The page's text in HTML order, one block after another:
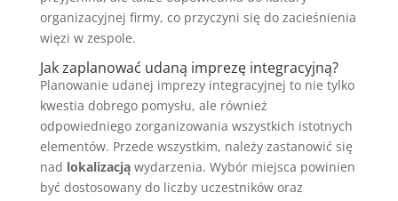
organizacyjnej firmy, co przyczyni się do zacieśnienia
więzi w zespole.
Jak zaplanować udaną imprezę integracyjną?
Planowanie udanej imprezy integracyjnej to nie tylko
kwestia dobrego pomysłu, ale również
odpowiedniego zorganizowania wszystkich istotnych
elementów. Przede wszystkim, należy zastanowić się
nad lokalizacjąwydarzenia. Wybór miejsca powinien
być dostosowany do liczby uczestników oraz